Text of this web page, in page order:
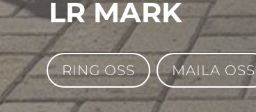
LR MARK
RING OSS MAILA OSS